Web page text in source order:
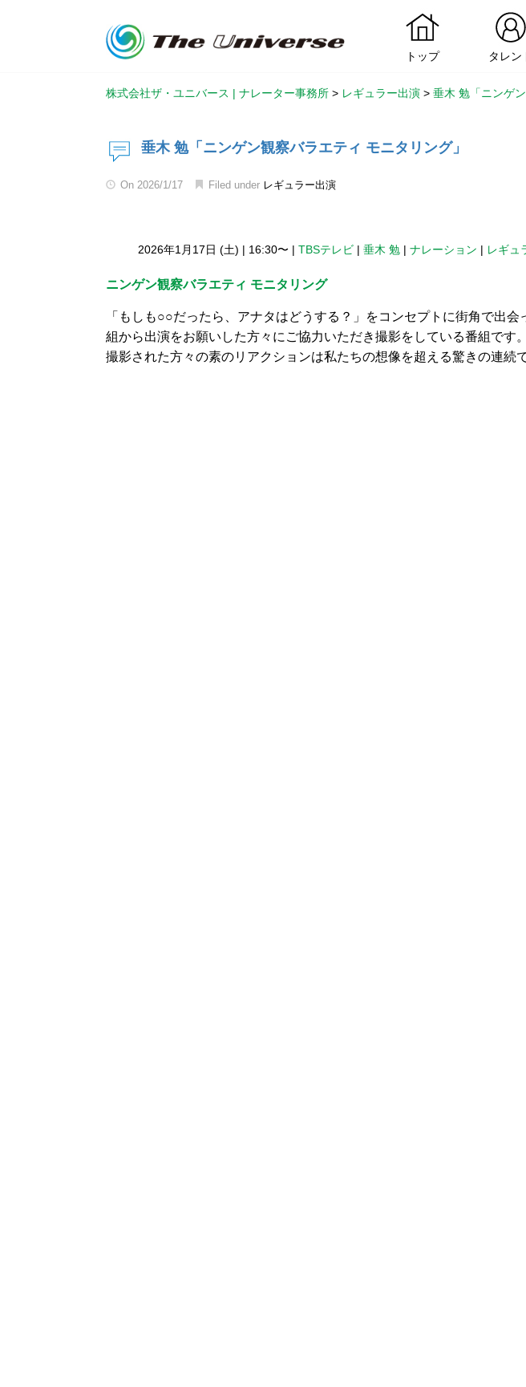
トップ タレン
株式会社ザ・ユニバース | ナレーター事務所 > レギュラー出演 > 垂木 勉「ニンゲ
垂木 勉「ニンゲン観察バラエティ モニタリング」
On 2026/1/17 Filed under レギュラー出演
2026年1月17日 (土) | 16:30〜 | TBSテレビ | 垂木 勉 | ナレーション | レギュ
ニンゲン観察バラエティ モニタリング
「もしも○○だったら、アナタはどうする？」をコンセプトに街角で出会
組から出演をお願いした方々にご協力いただき撮影をしている番組です。
撮影された方々の素のリアクションは私たちの想像を超える驚きの連続